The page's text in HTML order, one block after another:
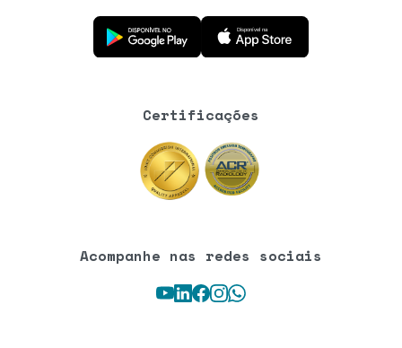
Baixe o aplicativo na Google Play Store
Baixe o aplicativo na App Store
Certificações
Acompanhe nas redes sociais
Youtube
LinkedIn
Facebook
Instagram
WhatsApp